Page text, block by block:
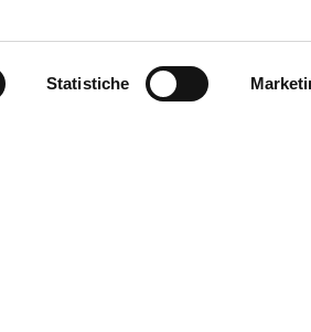
Statistiche
Follow us